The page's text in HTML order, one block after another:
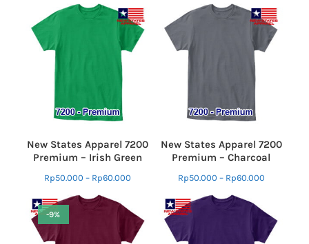
New States Apparel 7200
Premium – Irish Green
Rp50.000 – Rp60.000
New States Apparel 7200
Premium – Charcoal
Rp50.000 – Rp60.000
-9%